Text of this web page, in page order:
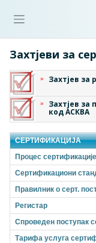
Захтјеви за
Захтјев за
Захтјев
код АСКВА
СЕРТИФИКАЦИЈА
Процес сертификације
Сертификациони
Правилник о серт.
Регистар
Спроведен поступак
Тарифа услуга